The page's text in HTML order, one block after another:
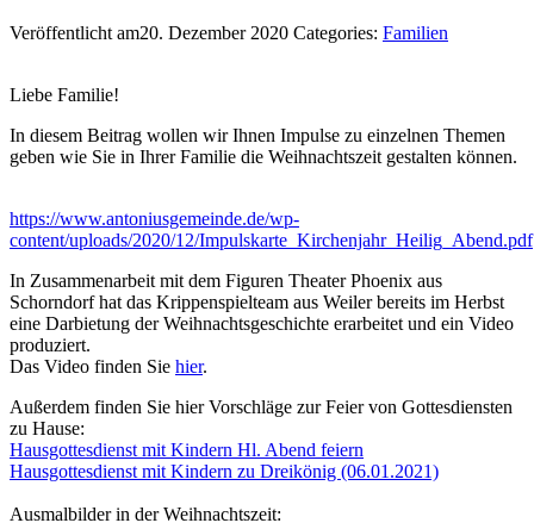
Veröffentlicht am20. Dezember 2020 Categories: Familien
Liebe Familie!
In diesem Beitrag wollen wir Ihnen Impulse zu einzelnen Themen
geben wie Sie in Ihrer Familie die Weihnachtszeit gestalten können.
https://www.antoniusgemeinde.de/wp-
content/uploads/2020/12/Impulskarte_Kirchenjahr_Heilig_Abend.pdf
In Zusammenarbeit mit dem Figuren Theater Phoenix aus
Schorndorf hat das Krippenspielteam aus Weiler bereits im Herbst
eine Darbietung der Weihnachtsgeschichte erarbeitet und ein Video
produziert.
Das Video finden Sie hier.
Außerdem finden Sie hier Vorschläge zur Feier von Gottesdiensten
zu Hause:
Hausgottesdienst mit Kindern Hl. Abend feiern
Hausgottesdienst mit Kindern zu Dreikönig (06.01.2021)
Ausmalbilder in der Weihnachtszeit: